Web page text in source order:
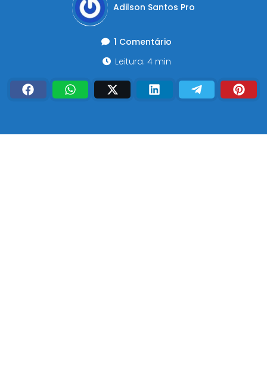
Adilson Santos Pro
1 Comentário
Leitura: 4 min